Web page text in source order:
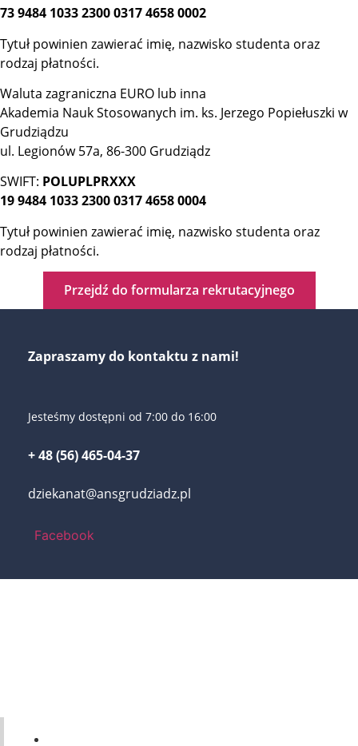
73 9484 1033 2300 0317 4658 0002
Tytuł powinien zawierać imię, nazwisko studenta oraz
rodzaj płatności.
Waluta zagraniczna EURO lub inna
Akademia Nauk Stosowanych im. ks. Jerzego Popiełuszki w
Grudziądzu
ul. Legionów 57a, 86-300 Grudziądz
SWIFT: POLUPLPRXXX
19 9484 1033 2300 0317 4658 0004
Tytuł powinien zawierać imię, nazwisko studenta oraz
rodzaj płatności.
Przejdź do formularza rekrutacyjnego
Zapraszamy do kontaktu z nami!
Jesteśmy dostępni od 7:00 do 16:00
+ 48 (56) 465-04-37
dziekanat@ansgrudziadz.pl
Facebook